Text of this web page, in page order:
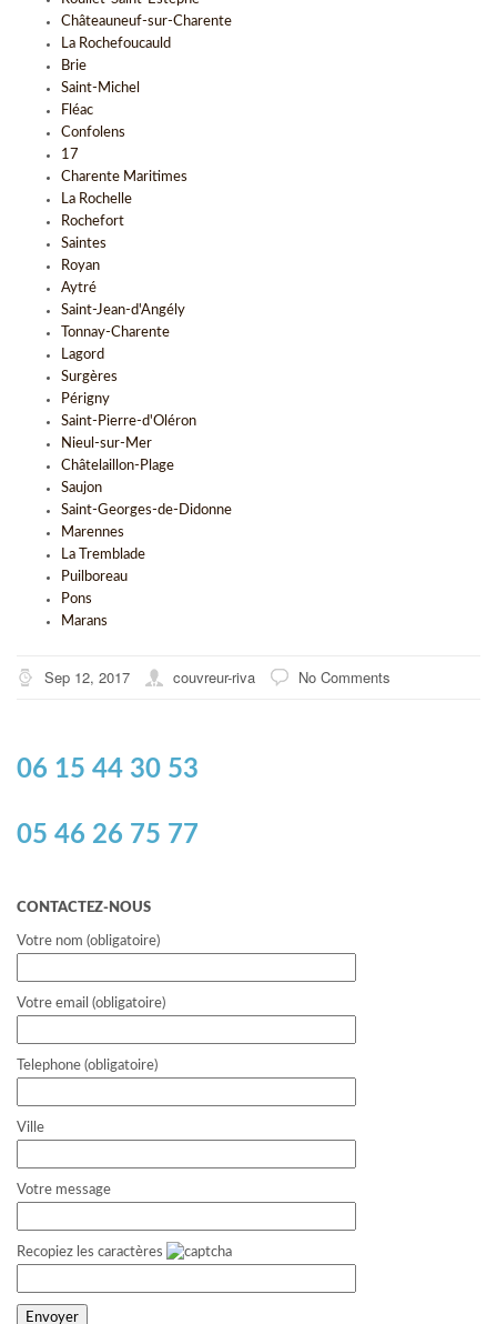
Châteauneuf-sur-Charente
La Rochefoucauld
Brie
Saint-Michel
Fléac
Confolens
17
Charente Maritimes
La Rochelle
Rochefort
Saintes
Royan
Aytré
Saint-Jean-d'Angély
Tonnay-Charente
Lagord
Surgères
Périgny
Saint-Pierre-d'Oléron
Nieul-sur-Mer
Châtelaillon-Plage
Saujon
Saint-Georges-de-Didonne
Marennes
La Tremblade
Puilboreau
Pons
Marans
Sep 12, 2017 couvreur-riva No Comments
06 15 44 30 53
05 46 26 75 77
CONTACTEZ-NOUS
Votre nom (obligatoire)
Votre email (obligatoire)
Telephone (obligatoire)
Ville
Votre message
Recopiez les caractères